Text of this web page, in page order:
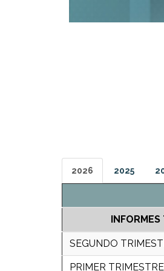
2026 2025
SEGUNDO
PRIMER TRIMESTRE